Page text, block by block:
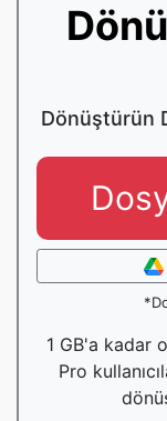
Dönüştürün
1 GB'a kadar
Pro